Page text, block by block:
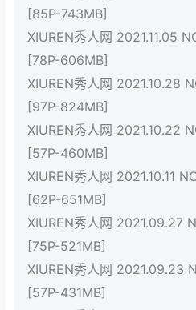
[85P-743MB]
XIUREN秀人网 2021.11.05
[78P-606MB]
XIUREN秀人网 2021.10.28
[97P-824MB]
XIUREN秀人网 2021.10.22
[57P-460MB]
XIUREN秀人网 2021.10.11
[62P-651MB]
XIUREN秀人网 2021.09.27
[75P-521MB]
XIUREN秀人网 2021.09.23
[57P-431MB]